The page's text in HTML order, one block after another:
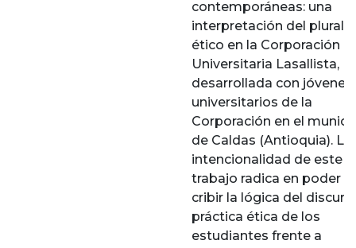
contemporáneas: una
interpretación del
ético en la Corporación
Universitaria Lasallista,
desarrollada con jóvenes
universitarios de la
Corporación en el
de Caldas (Antioquia). La
intencionalidad de este
trabajo radica en poder
cribir la lógica del
práctica ética de los
estudiantes frente a